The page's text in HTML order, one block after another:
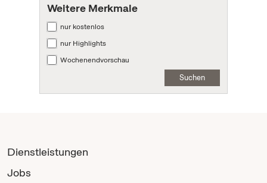
Weitere Merkmale
nur kostenlos
nur Highlights
Wochenendvorschau
Suchen
Dienstleistungen
Jobs